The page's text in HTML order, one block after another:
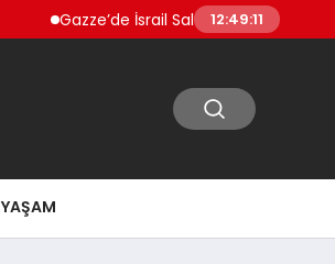
Gazze’de İsrail Saldırılarında Can Kaybı
12:49:12
YAŞAM